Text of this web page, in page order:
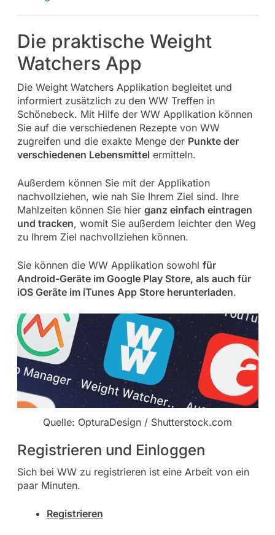
Die praktische Weight
Watchers App
Die Weight Watchers Applikation begleitet und
informiert zusätzlich zu den WW Treffen in
Schönebeck. Mit Hilfe der WW Applikation können
Sie auf die verschiedenen Rezepte von WW
zugreifen und die exakte Menge der Punkte der
verschiedenen Lebensmittel ermitteln.
Außerdem können Sie mit der Applikation
nachvollziehen, wie nah Sie Ihrem Ziel sind. Ihre
Mahlzeiten können Sie hier ganz einfach eintragen
und tracken, womit Sie außerdem leichter den Weg
zu Ihrem Ziel nachvollziehen können.
Sie können die WW Applikation sowohl für
Android-Geräte im Google Play Store, als auch für
iOS Geräte im iTunes App Store herunterladen.
Quelle: OpturaDesign / Shutterstock.com
Registrieren und Einloggen
Sich bei WW zu registrieren ist eine Arbeit von ein
paar Minuten.
Registrieren